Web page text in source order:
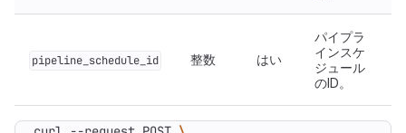
pipeline_schedule_id 整数 はい
パイプラ
インスケ
ジュール
のID。